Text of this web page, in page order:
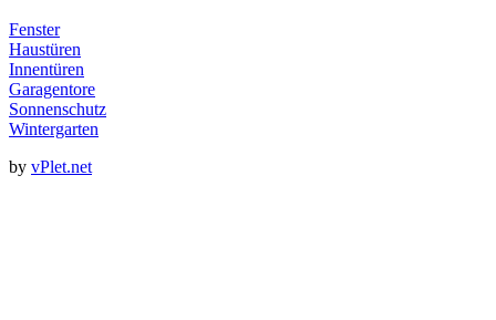
Fenster
Haustüren
Innentüren
Garagentore
Sonnenschutz
Wintergarten
by vPlet.net